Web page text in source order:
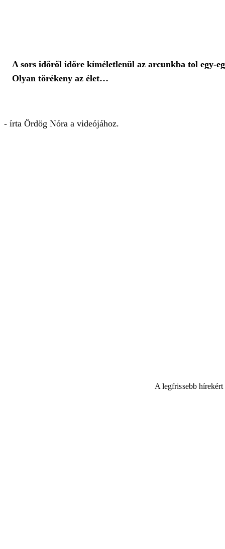
A sors időről időre kíméletlenül az arcunkba tol egy-
Olyan törékeny az élet…
- írta Ördög Nóra a videójához.
A legfrissebb